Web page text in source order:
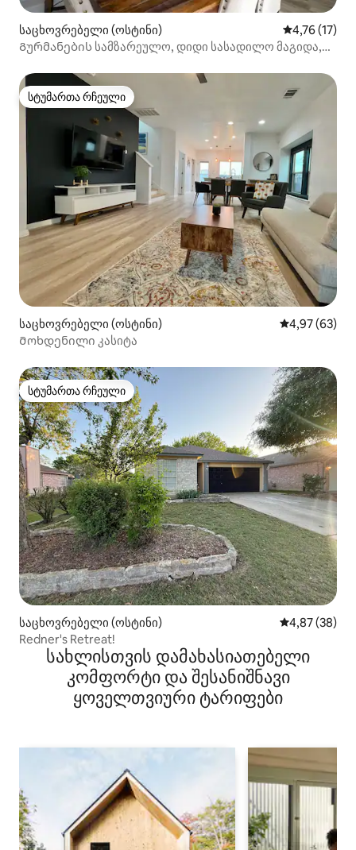
საცხოვრებელი (ოსტინი) საშუალო
4,76 (17)
Გურმანების სამზარეულო, დიდი სასადილო მაგიდა,
სტუმართა რჩეული
სტუმართა რჩეული
საცხოვრებელი (ოსტინი) საშუალო
4,97 (63)
Მოხდენილი კასიტა
სტუმართა რჩეული
სტუმართა რჩეული
საცხოვრებელი (ოსტინი) საშუალო
4,87 (38)
Redner's Retreat!
სახლისთვის დამახასიათებელი
კომფორტი და შესანიშნავი
ყოველთვიური ტარიფები